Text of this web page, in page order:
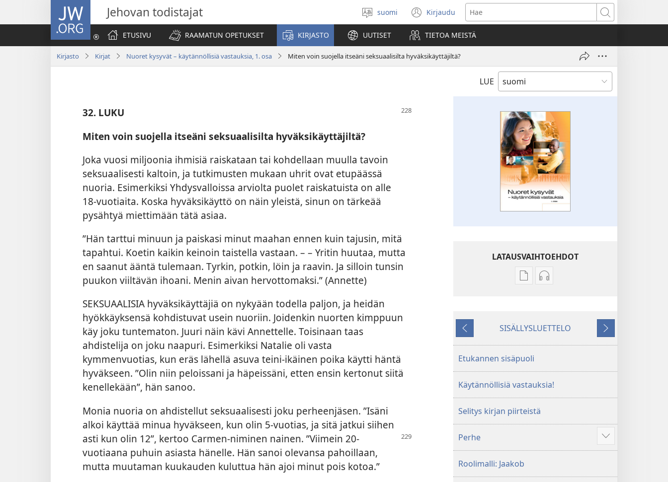
JW.ORG Jehovan todistajat
Valitse
kieli
suomi Kirjaudu
(avaa
uuden
ikkunan)
Hae
ETUSIVU
RAAMATUN OPETUKSET KIRJASTO UUTISET TIETOA MEISTÄ
Kirjasto Kirjat Nuoret kysyvät – käytännöllisiä vastauksia, 1. osa Miten voin suojella itseäni seksuaalisilta hyväksikäyttäjiltä?
LUE
32. LUKU
Miten voin suojella itseäni seksuaalisilta hyväksikäyttäjiltä?
Joka vuosi miljoonia ihmisiä raiskataan tai kohdellaan muulla tavoin
seksuaalisesti kaltoin, ja tutkimusten mukaan uhrit ovat etupäässä
nuoria. Esimerkiksi Yhdysvalloissa arviolta puolet raiskatuista on alle
18-vuotiaita. Koska hyväksikäyttö on näin yleistä, sinun on tärkeää
pysähtyä miettimään tätä asiaa.
”Hän tarttui minuun ja paiskasi minut maahan ennen kuin tajusin, mitä
tapahtui. Koetin kaikin keinoin taistella vastaan. – – Yritin huutaa, mutta
en saanut ääntä tulemaan. Tyrkin, potkin, löin ja raavin. Ja silloin tunsin
puukon viiltävän ihoani. Menin aivan hervottomaksi.” (Annette)
SEKSUAALISIA hyväksikäyttäjiä on nykyään todella paljon, ja heidän
hyökkäyksensä kohdistuvat usein nuoriin. Joidenkin nuorten kimppuun
käy joku tuntematon. Juuri näin kävi Annettelle. Toisinaan taas
ahdistelija on joku naapuri. Esimerkiksi Natalie oli vasta
kymmenvuotias, kun eräs lähellä asuva teini-ikäinen poika käytti häntä
hyväkseen. ”Olin niin peloissani ja häpeissäni, etten ensin kertonut siitä
kenellekään”, hän sanoo.
Monia nuoria on ahdistellut seksuaalisesti joku perheenjäsen. ”Isäni
alkoi käyttää minua hyväkseen, kun olin 5-vuotias, ja sitä jatkui siihen
asti kun olin 12”, kertoo Carmen-niminen nainen. ”Viimein 20-
vuotiaana puhuin asiasta hänelle. Hän sanoi olevansa pahoillaan,
mutta muutaman kuukauden kuluttua hän ajoi minut pois kotoa.”
LATAUSVAIHTOEHDOT
Julkaisujen
–
vastauksia,
1. osa
Äänitteiden
–
Edellinen
SISÄLLYSLUETTELO
Seuraava
Etukannen sisäpuoli
Käytännöllisiä vastauksia!
Selitys kirjan piirteistä
Perhe
Näytä
enemmän
Roolimalli: Jaakob